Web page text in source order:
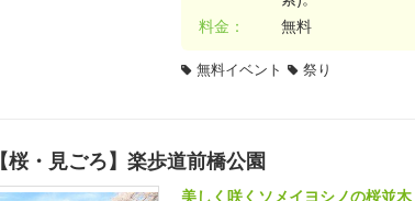
料金：
無料
無料イベント 祭り
【桜・見ごろ】楽歩道前橋公園
美しく咲くソメイヨシノの桜並木